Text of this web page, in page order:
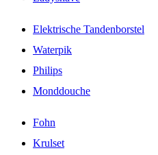
Elektrische Tandenborstel
Waterpik
Philips
Monddouche
Fohn
Krulset